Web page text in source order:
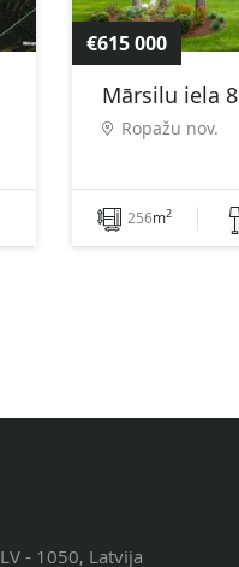
€615 000
Mārsilu iela 8
Ropažu nov.
256m2
- 1050, Latvija